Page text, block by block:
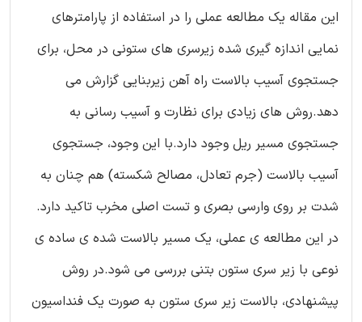
این مقاله یک مطالعه عملی را در استفاده از پارامترهای
نمایی اندازه گیری شده زیرسری های ستونی در محل، برای
جستجوی آسیب بالاست راه آهن زیربنایی گزارش می
دهد.روش های زیادی برای نظارت و آسیب رسانی به
جستجوی مسیر ریل وجود دارد.با این وجود، جستجوی
آسیب بالاست (جرم تعادل، مصالح شکسته) هم چنان به
شدت بر روی وارسی بصری و تست اصلی مخرب تاکید دارد.
در این مطالعه ی عملی، یک مسیر بالاست شده ی ساده ی
نوعی با زیر سری ستون بتنی بررسی می شود.در روش
پیشنهادی، بالاست زیر سری ستون به صورت یک فنداسیون